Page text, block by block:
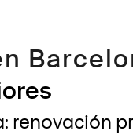
renovación